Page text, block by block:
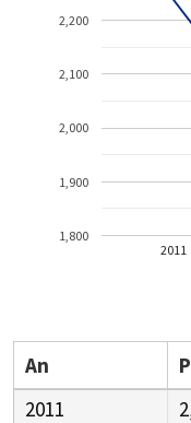
2011
1,800
1,900
2,000
2,100
2,200
An
2011